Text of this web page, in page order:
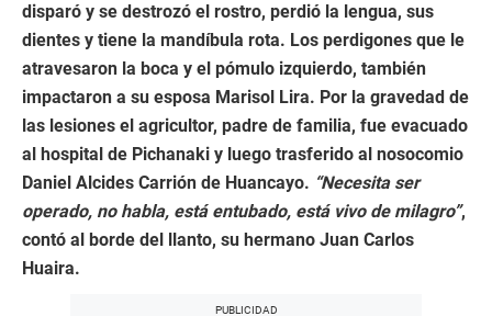
disparó y se destrozó el rostro, perdió la lengua, sus
dientes y tiene la mandíbula rota. Los perdigones que le
atravesaron la boca y el pómulo izquierdo, también
impactaron a su esposa Marisol Lira. Por la gravedad de
las lesiones el agricultor, padre de familia, fue evacuado
al hospital de Pichanaki y luego trasferido al nosocomio
Daniel Alcides Carrión de Huancayo. “Necesita ser
operado, no habla, está entubado, está vivo de milagro”,
contó al borde del llanto, su hermano Juan Carlos
Huaira.